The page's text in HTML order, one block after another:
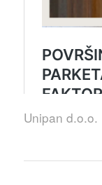
Unipan d.o.o.